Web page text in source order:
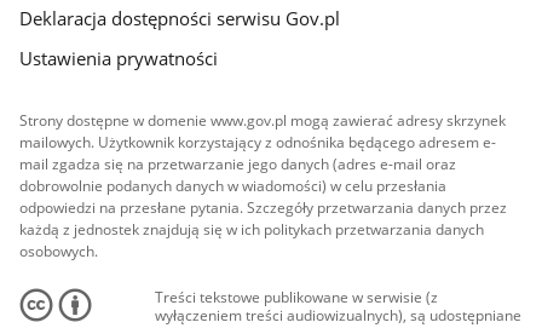
Deklaracja dostępności serwisu Gov.pl
Ustawienia prywatności
Strony dostępne w domenie www.gov.pl mogą zawierać adresy skrzynek
mailowych. Użytkownik korzystający z odnośnika będącego adresem e-
mail zgadza się na przetwarzanie jego danych (adres e-mail oraz
dobrowolnie podanych danych w wiadomości) w celu przesłania
odpowiedzi na przesłane pytania. Szczegóły przetwarzania danych przez
każdą z jednostek znajdują się w ich politykach przetwarzania danych
osobowych.
Treści tekstowe publikowane w serwisie (z
wyłączeniem treści audiowizualnych), są udostępniane